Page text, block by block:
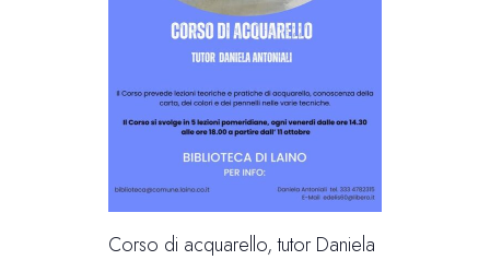
Corso di acquarello, tutor Daniela